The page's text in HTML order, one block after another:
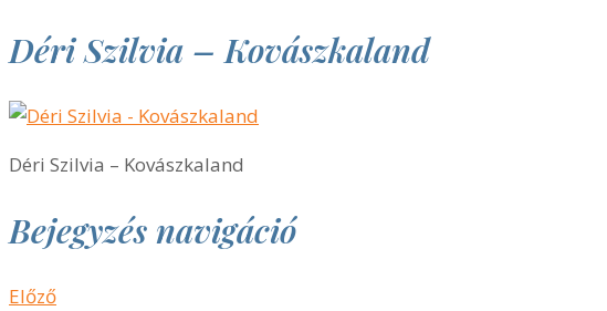
Déri Szilvia – Kovászkaland
Déri Szilvia – Kovászkaland
Bejegyzés navigáció
Előző